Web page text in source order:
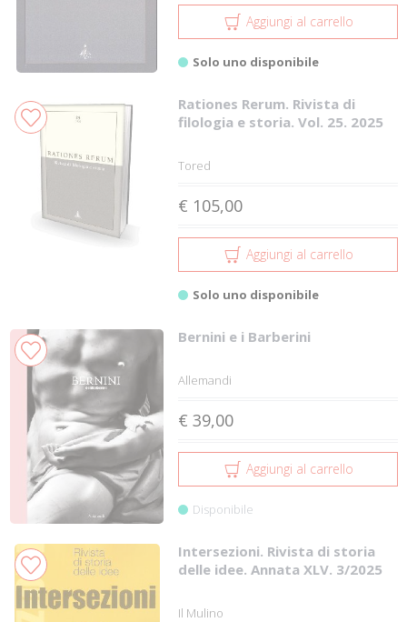
Aggiungi al carrello
Solo uno disponibile
Rationes Rerum. Rivista di
filologia e storia. Vol. 25. 2025
Tored
€ 105,00
Aggiungi al carrello
Solo uno disponibile
Bernini e i Barberini
Allemandi
€ 39,00
Aggiungi al carrello
Disponibile
Intersezioni. Rivista di storia
delle idee. Annata XLV. 3/2025
Il Mulino